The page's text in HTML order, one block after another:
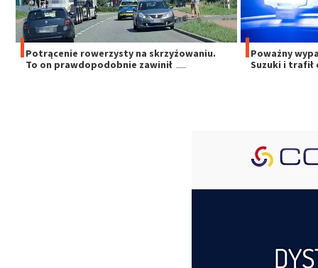
Potrącenie rowerzysty na skrzyżowaniu.
To on prawdopodobnie zawinił
Poważny
Suzuki i